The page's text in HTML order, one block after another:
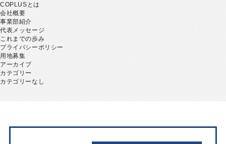
COPLUSとは
会社概要
事業部紹介
代表メッセージ
これまでの歩み
プライバシーポリシー
用地募集
アーカイブ
カテゴリー
カテゴリーなし